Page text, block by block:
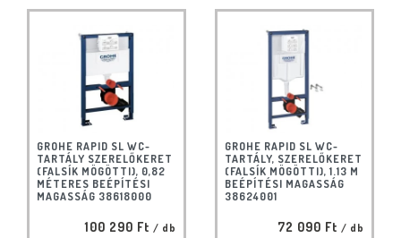
GROHE RAPID SL WC-
TARTÁLY SZERELŐKERET
(FALSÍK MÖGÖTTI), 0,82
MÉTERES BEÉPÍTÉSI
MAGASSÁG 38618000
100 290 Ft / db
GROHE RAPID SL WC-
TARTÁLY, SZERELŐKERET
(FALSÍK MÖGÖTTI), 1.13 M
BEÉPÍTÉSI MAGASSÁG
38624001
72 090 Ft / db